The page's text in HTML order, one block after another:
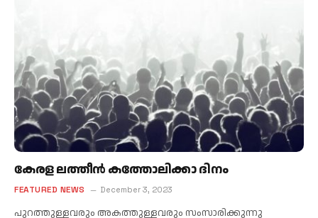
കേരള ലത്തീൻ കത്തോലിക്കാ ദിനം
FEATURED NEWS December 3, 2023
പുറത്തുള്ളവരും അകത്തുള്ളവരും സംസാരിക്കുന്നു